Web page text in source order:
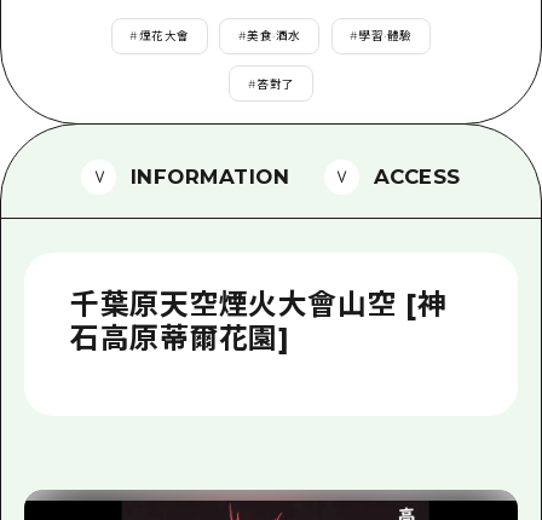
2晚3天
志願者指南
廣島視頻
廣島縣觀光宣傳冊
#煙花大會 #美食·酒水 #學習·體驗
#答對了
INFORMATION ACCESS
千葉原天空煙火大會山空 [神
石高原蒂爾花園]